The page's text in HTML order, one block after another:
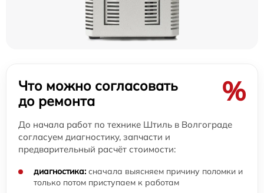
Что можно согласовать
до ремонта
%
До начала работ по технике Штиль в Волгограде
согласуем диагностику, запчасти и
предварительный расчёт стоимости:
диагностика: сначала выясняем причину поломки и
только потом приступаем к работам